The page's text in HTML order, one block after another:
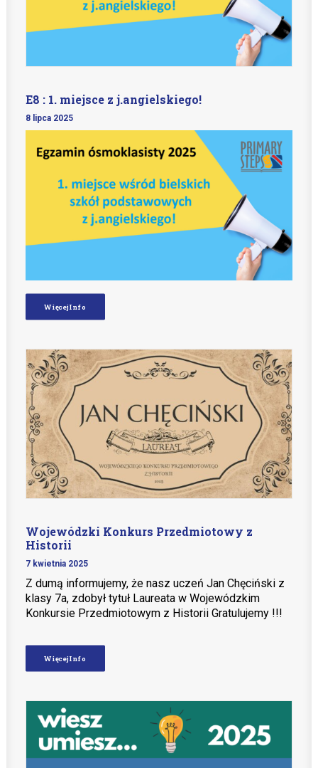
E8 : 1. miejsce z j.angielskiego!
8 lipca 2025
Więcej Info
Wojewódzki Konkurs Przedmiotowy z
Historii
7 kwietnia 2025
Z dumą informujemy, że nasz uczeń Jan Chęciński z
klasy 7a, zdobył tytuł Laureata w Wojewódzkim
Konkursie Przedmiotowym z Historii Gratulujemy !!!
Więcej Info